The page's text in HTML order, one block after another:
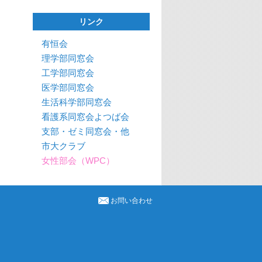
リンク
有恒会
理学部同窓会
工学部同窓会
医学部同窓会
生活科学部同窓会
看護系同窓会よつば会
支部・ゼミ同窓会・他
市大クラブ
女性部会（WPC）
お問い合わせ